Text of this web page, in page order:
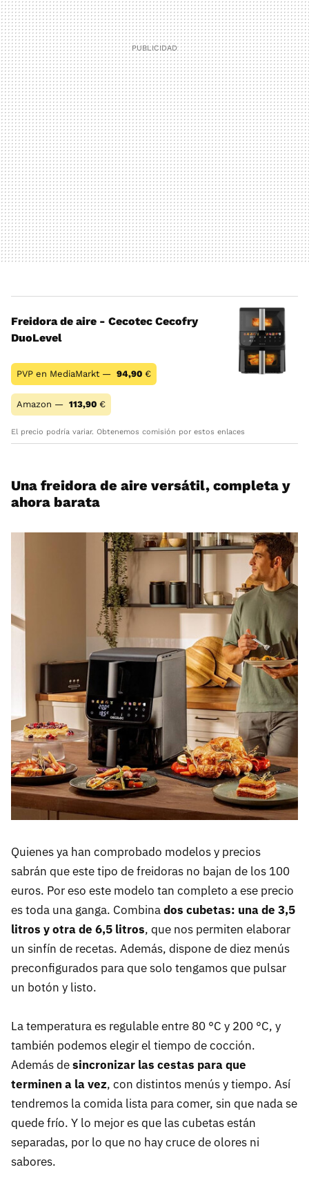
Freidora de aire - Cecotec Cecofry
DuoLevel
PVP en MediaMarkt — 94,90 €
Amazon — 113,90 €
El precio podría variar. Obtenemos comisión por estos enlaces
Una freidora de aire versátil, completa y
ahora barata
Quienes ya han comprobado modelos y precios
sabrán que este tipo de freidoras no bajan de los 100
euros. Por eso este modelo tan completo a ese precio
es toda una ganga. Combinados cubetas: una de 3,5
litros y otra de 6,5 litros, que nos permiten elaborar
un sinfín de recetas. Además, dispone de diez menús
preconfigurados para que solo tengamos que pulsar
un botón y listo.
La temperatura es regulable entre 80 °C y 200 °C, y
también podemos elegir el tiempo de cocción.
Además desincronizar las cestas para que
terminen a la vez, con distintos menús y tiempo. Así
tendremos la comida lista para comer, sin que nada se
quede frío. Y lo mejor es que las cubetas están
separadas, por lo que no hay cruce de olores ni
sabores.